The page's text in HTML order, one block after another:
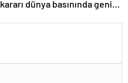
kararı dünya basınında geniş